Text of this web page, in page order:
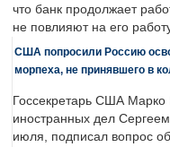
что банк продолжает
не повлияют на его
США попросили Россию
морпеха, не принявшего в
Госсекретарь США Марко
иностранных дел
июля, подписал вопрос